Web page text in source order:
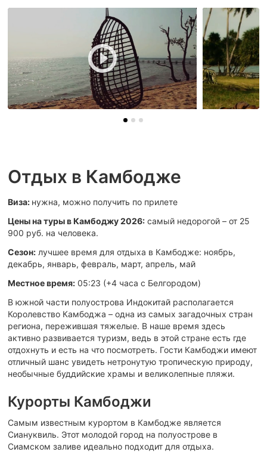
Отдых в Камбодже
Виза: нужна, можно получить по прилете
Цены на туры в Камбоджу 2026: самый недорогой – от 25
900 руб. на человека.
Сезон: лучшее время для отдыха в Камбодже: ноябрь,
декабрь, январь, февраль, март, апрель, май
Местное время: 05:23 (+4 часа c Белгородом)
В южной части полуострова Индокитай располагается
Королевство Камбоджа – одна из самых загадочных стран
региона, пережившая тяжелые. В наше время здесь
активно развивается туризм, ведь в этой стране есть где
отдохнуть и есть на что посмотреть. Гости Камбоджи имеют
отличный шанс увидеть нетронутую тропическую природу,
необычные буддийские храмы и великолепные пляжи.
Курорты Камбоджи
Самым известным курортом в Камбодже является
Сиануквиль. Этот молодой город на полуострове в
Сиамском заливе идеально подходит для отдыха.